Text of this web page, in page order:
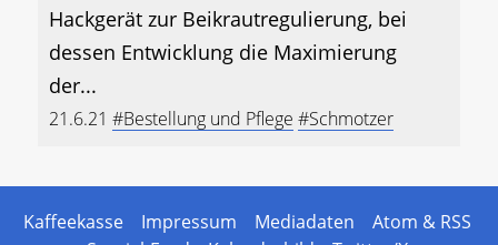
Hackgerät zur Beikrautregulierung, bei
dessen Entwicklung die Maximierung
der...
21.6.21 #Bestellung und Pflege #Schmotzer
Kaffeekasse Impressum Mediadaten
Atom & RSS